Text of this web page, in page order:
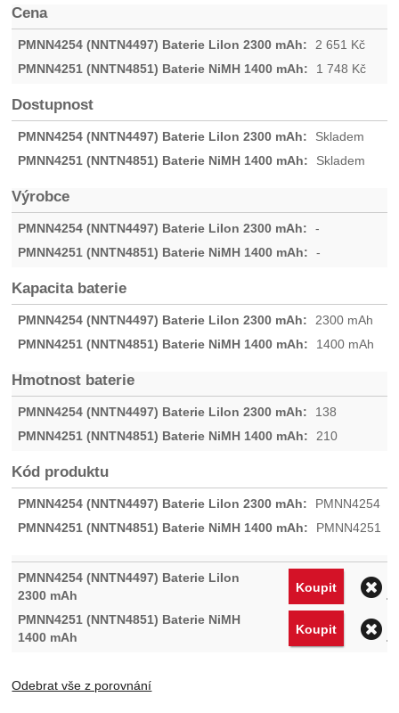
Cena
2 651 Kč
1 748 Kč
Dostupnost
Skladem
Skladem
Výrobce
-
-
Kapacita baterie
2300 mAh
1400 mAh
Hmotnost baterie
138
210
Kód produktu
PMNN4254
PMNN4251
Koupit
Koupit
Odebrat vše z porovnání